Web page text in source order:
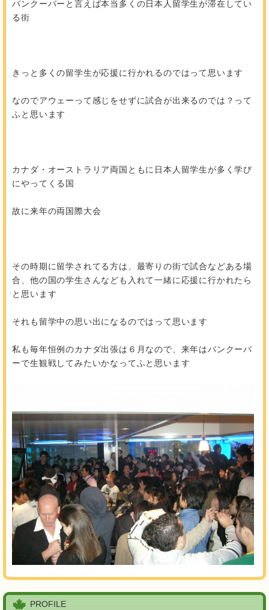
バンクーバーと言えば本当多くの日本人留学生が滞在してい
る街
きっと多くの留学生が応援に行かれるのではって思います
なのでアウェーって感じをせずに試合が出来るのでは？って
ふと思います
カナダ・オーストラリア両国ともに日本人留学生が多く学び
にやってくる国
故に来年の両国際大会
その時期に留学されてる方は、最寄りの街で試合などある場
合、他の国の学生さんなども入れて一緒に応援に行かれたら
と思います
それも留学中の思い出になるのではって思います
私も毎年恒例のカナダ出張は６月なので、来年はバンクーバ
ーで生観戦してみたいかなってふと思います
PROFILE